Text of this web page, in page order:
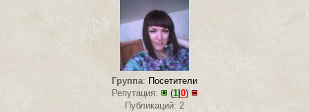
Группа: Посетители
Репутация:
(1| 0)
Публикаций: 2